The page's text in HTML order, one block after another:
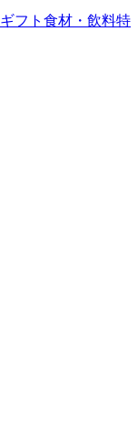
ギフト 食材・飲料特